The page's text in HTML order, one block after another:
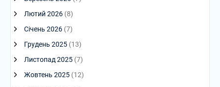
Лютий 2026(8)
Січень 2026(7)
Грудень 2025(13)
Листопад 2025(7)
Жовтень 2025(12)